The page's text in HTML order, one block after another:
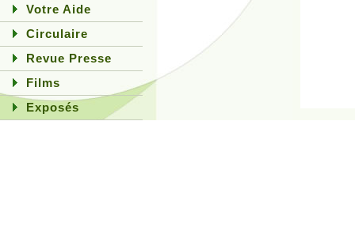
Votre Aide
Circulaire
Revue Presse
Films
Exposés